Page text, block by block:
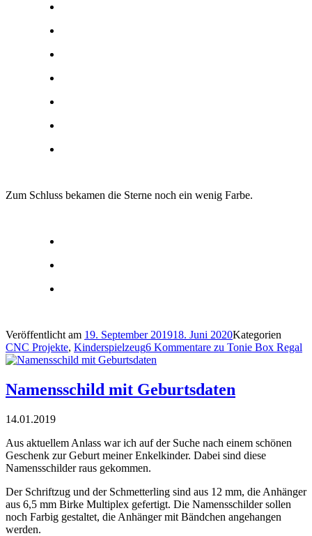
Zum Schluss bekamen die Sterne noch ein wenig Farbe.
Veröffentlicht am 19. September 201918. Juni 2020Kategorien
CNC Projekte, Kinderspielzeug6 Kommentare zu Tonie Box Regal
Namensschild mit Geburtsdaten
14.01.2019
Aus aktuellem Anlass war ich auf der Suche nach einem schönen
Geschenk zur Geburt meiner Enkelkinder. Dabei sind diese
Namensschilder raus gekommen.
Der Schriftzug und der Schmetterling sind aus 12 mm, die Anhänger
aus 6,5 mm Birke Multiplex gefertigt. Die Namensschilder sollen
noch Farbig gestaltet, die Anhänger mit Bändchen angehangen
werden.